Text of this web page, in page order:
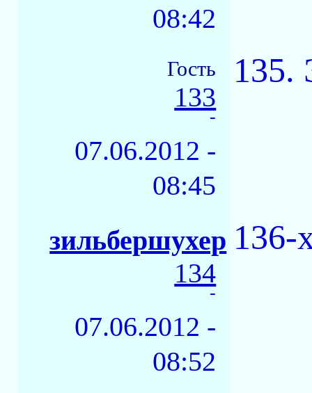
08:42
Гость
133
-
07.06.2012 -
08:45
135.
зильбершухер
134
-
07.06.2012 -
08:52
136-